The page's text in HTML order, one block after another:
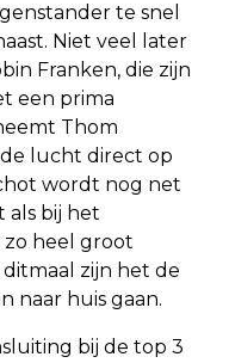
te snel
Niet veel later
Franken, die zijn
een prima
Thom
lucht direct op
wordt nog net
als bij het
heel groot
zijn het de
naar huis gaan.
bij de top 3